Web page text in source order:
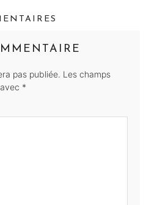
pas publiée. Les champs
*